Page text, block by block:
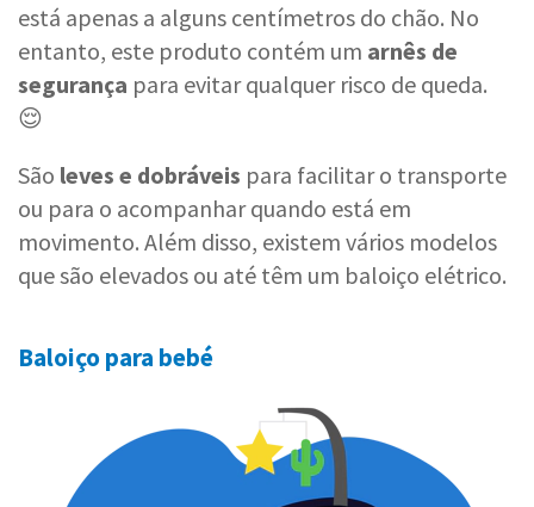
está apenas a alguns centímetros do chão. No
entanto, este produto contém um arnês de
segurança para evitar qualquer risco de queda.
😌
São leves e dobráveis para facilitar o transporte
ou para o acompanhar quando está em
movimento. Além disso, existem vários modelos
que são elevados ou até têm um baloiço elétrico.
Baloiço para bebé